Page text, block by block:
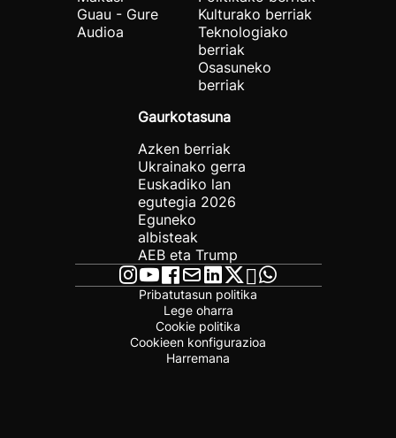
Guau - Gure
Audioa
Kulturako berriak
Teknologiako
berriak
Osasuneko
berriak
Gaurkotasuna
Azken berriak
Ukrainako gerra
Euskadiko lan
egutegia 2026
Eguneko
albisteak
AEB eta Trump
Pribatutasun politika
Lege oharra
Cookie politika
Cookieen konfigurazioa
Harremana